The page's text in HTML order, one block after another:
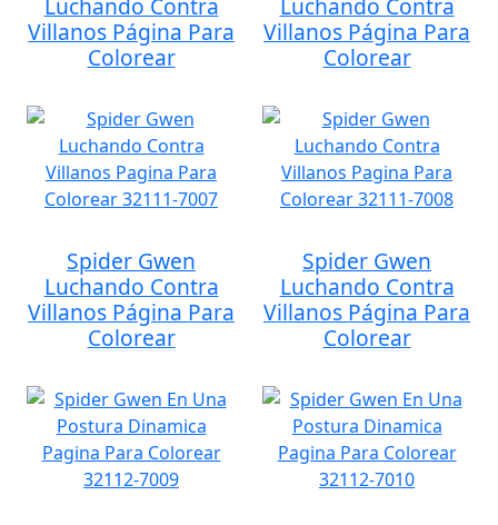
Luchando Contra
Villanos Página Para
Colorear
Luchando Contra
Villanos Página Para
Colorear
Spider Gwen
Luchando Contra
Villanos Página Para
Colorear
Spider Gwen
Luchando Contra
Villanos Página Para
Colorear